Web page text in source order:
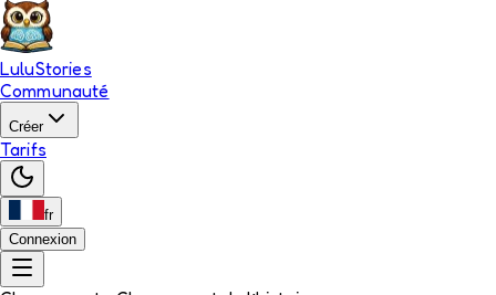
LuluStories
Communauté
Créer
Tarifs
fr
Connexion